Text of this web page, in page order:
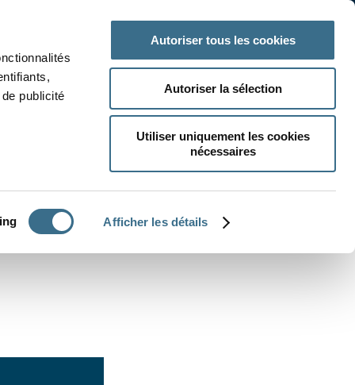
publicité
Afficher les détails
Autoriser tous les cookies
Autoriser la sélection
Utiliser uniquement les cookies
nécessaires